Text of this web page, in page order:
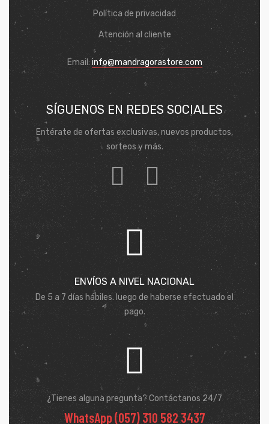
Política de privacidad
Atención al cliente
Email: info@mandragorastore.com
SÍGUENOS EN REDES SOCIALES
Entérate de ofertas exclusivas, nuevos productos,
sorteos y más.
ENVÍOS A NIVEL NACIONAL
De 5 a 7 días hábiles. luego de haberse efectuado el
pago.
¿Tienes alguna pregunta? Contáctanos 24/7
WhatsApp (057) 310 582 3437